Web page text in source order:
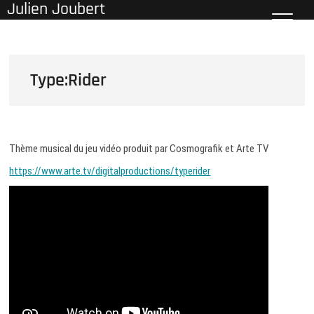
Skip
to
Julien Joubert
Type:Rider
Thème musical du jeu vidéo produit par Cosmografik et Arte TV
https://www.arte.tv/digitalproductions/typerider